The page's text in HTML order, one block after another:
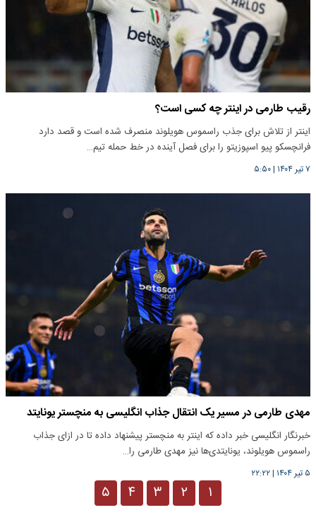
رقیب طارمی در اینتر چه کسی است؟
اینتر از تلاش برای جذب راسموس هویلوند منصرف شده است و قصد دارد
فرانچسکو پیو اسپوزیتو را برای فصل آینده در خط حمله تیم…
۷ تیر ۱۴۰۴ |۵:۵۰
مهدی طارمی در مسیر یک انتقال جذاب انگلیسی به منچستر یونایتد
خبرنگار انگلیسی خبر داده که اینتر به منچستر پیشنهاد داده تا در ازای جذاب
راسموس هویلوند، یونایتدی‌ها نیز مهدی طارمی را…
۵ تیر ۱۴۰۴ |۲۲:۲۲
۱ ۲ ۳ ۴ ۵